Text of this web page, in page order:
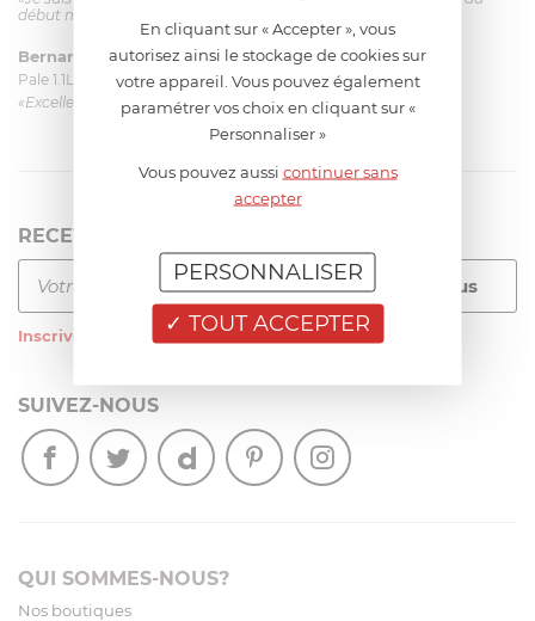
début mais ça le fait. La livraison a été très rapide. ...»
Bernard le 23/06/2026 à 09:43
Pale 1.1L pour Glacier Magimix 11031/121/123/124
«Excellent: produit et livraison»
RECEVEZ LA NEWSLETTER
Inscrivez-vous à notre newsletter
SUIVEZ-NOUS
QUI SOMMES-NOUS?
Nos boutiques
En cliquant sur « Accepter », vous
autorisez ainsi le stockage de cookies sur
votre appareil. Vous pouvez également
paramétrer vos choix en cliquant sur «
Personnaliser »
Vous pouvez aussi continuer sans
accepter
TOUT ACCEPTER
PERSONNALISER